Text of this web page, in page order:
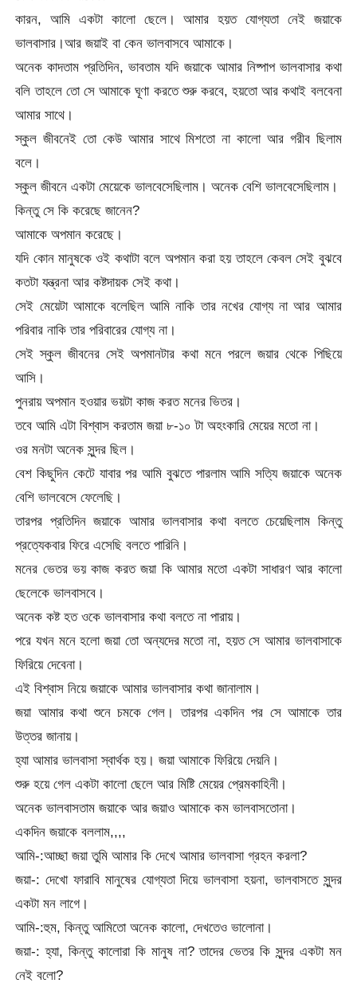
কারন, আমি একটা কালো ছেলে। আমার হয়ত যোগ্যতা নেই জয়াকে
ভালবাসার।আর জয়াই বা কেন ভালবাসবে আমাকে।
অনেক কাদতাম প্রতিদিন, ভাবতাম যদি জয়াকে আমার নিষ্পাপ ভালবাসার কথা
বলি তাহলে তো সে আমাকে ঘূণা করতে শুরু করবে, হয়তো আর কথাই বলবেনা
আমার সাথে।
স্কুল জীবনেই তো কেউ আমার সাথে মিশতো না কালো আর গরীব ছিলাম
বলে।
স্কুল জীবনে একটা মেয়েকে ভালবেসেছিলাম। অনেক বেশি ভালবেসেছিলাম।
কিন্তু সে কি করেছে জানেন?
আমাকে অপমান করেছে।
যদি কোন মানুষকে ওই কথাটা বলে অপমান করা হয় তাহলে কেবল সেই বুঝবে
কতটা যন্ত্রনা আর কষ্টদায়ক সেই কথা।
সেই মেয়েটা আমাকে বলেছিল আমি নাকি তার নখের যোগ্য না আর আমার
পরিবার নাকি তার পরিবারের যোগ্য না।
সেই স্কুল জীবনের সেই অপমানটার কথা মনে পরলে জয়ার থেকে পিছিয়ে
আসি।
পুনরায় অপমান হওয়ার ভয়টা কাজ করত মনের ভিতর।
তবে আমি এটা বিশ্বাস করতাম জয়া ৮-১০ টা অহংকারি মেয়ের মতো না।
ওর মনটা অনেক সুন্দর ছিল।
বেশ কিছুদিন কেটে যাবার পর আমি বুঝতে পারলাম আমি সত্যি জয়াকে অনেক
বেশি ভালবেসে ফেলেছি।
তারপর প্রতিদিন জয়াকে আমার ভালবাসার কথা বলতে চেয়েছিলাম কিন্তু
প্রত্যেকবার ফিরে এসেছি বলতে পারিনি।
মনের ভেতর ভয় কাজ করত জয়া কি আমার মতো একটা সাধারণ আর কালো
ছেলেকে ভালবাসবে।
অনেক কষ্ট হত ওকে ভালবাসার কথা বলতে না পারায়।
পরে যখন মনে হলো জয়া তো অন্যদের মতো না, হয়ত সে আমার ভালবাসাকে
ফিরিয়ে দেবেনা।
এই বিশ্বাস নিয়ে জয়াকে আমার ভালবাসার কথা জানালাম।
জয়া আমার কথা শুনে চমকে গেল। তারপর একদিন পর সে আমাকে তার
উত্তর জানায়।
হ্যা আমার ভালবাসা স্বার্থক হয়। জয়া আমাকে ফিরিয়ে দেয়নি।
শুরু হয়ে গেল একটা কালো ছেলে আর মিষ্টি মেয়ের প্রেমকাহিনী।
অনেক ভালবাসতাম জয়াকে আর জয়াও আমাকে কম ভালবাসতোনা।
একদিন জয়াকে বললাম,,,,
আমি-:আচ্ছা জয়া তুমি আমার কি দেখে আমার ভালবাসা গ্রহন করলা?
জয়া-: দেখো ফারাবি মানুষের যোগ্যতা দিয়ে ভালবাসা হয়না, ভালবাসতে সুন্দর
একটা মন লাগে।
আমি-:হুম, কিন্তু আমিতো অনেক কালো, দেখতেও ভালোনা।
জয়া-: হ্যা, কিন্তু কালোরা কি মানুষ না? তাদের ভেতর কি সুন্দর একটা মন
নেই বলো?